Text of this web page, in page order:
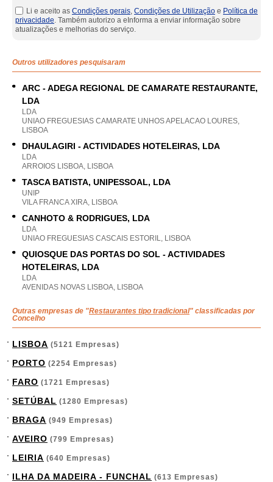
Li e aceito as Condições gerais, Condições de Utilização e Política de
privacidade. Também autorizo a eInforma a enviar informação sobre
atualizações e melhorias do serviço.
Outros utilizadores pesquisaram
ARC - ADEGA REGIONAL DE CAMARATE RESTAURANTE,
LDA
LDA
UNIAO FREGUESIAS CAMARATE UNHOS APELACAO LOURES,
LISBOA
DHAULAGIRI - ACTIVIDADES HOTELEIRAS, LDA
LDA
ARROIOS LISBOA, LISBOA
TASCA BATISTA, UNIPESSOAL, LDA
UNIP
VILA FRANCA XIRA, LISBOA
CANHOTO & RODRIGUES, LDA
LDA
UNIAO FREGUESIAS CASCAIS ESTORIL, LISBOA
QUIOSQUE DAS PORTAS DO SOL - ACTIVIDADES
HOTELEIRAS, LDA
LDA
AVENIDAS NOVAS LISBOA, LISBOA
Outras empresas de "Restaurantes tipo tradicional" classificadas por
Concelho
LISBOA (5121 Empresas)
PORTO (2254 Empresas)
FARO (1721 Empresas)
SETÚBAL (1280 Empresas)
BRAGA (949 Empresas)
AVEIRO (799 Empresas)
LEIRIA (640 Empresas)
ILHA DA MADEIRA - FUNCHAL (613 Empresas)